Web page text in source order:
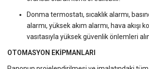
Donma termostatı, sıcaklık alarmı,
alarmı, yüksek akım alarmı, hava akışı
vasıtasıyla yüksek güvenlik önlemleri
OTOMASYON EKİPMANLARI